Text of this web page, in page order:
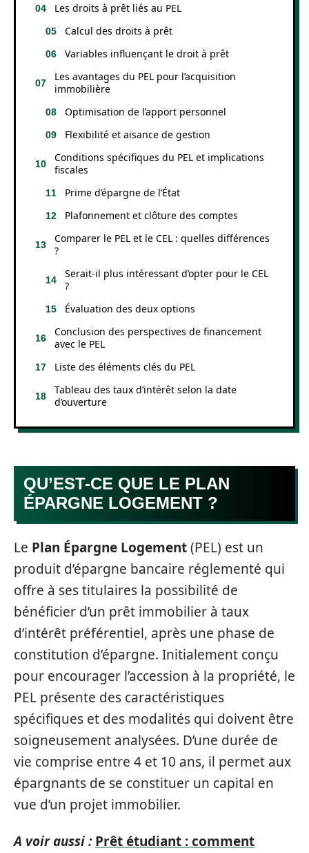
Les droits à prêt liés au PEL
Calcul des droits à prêt
Variables influençant le droit à prêt
Les avantages du PEL pour l’acquisition
immobilière
Optimisation de l’apport personnel
Flexibilité et aisance de gestion
Conditions spécifiques du PEL et implications
fiscales
Prime d’épargne de l’État
Plafonnement et clôture des comptes
Comparer le PEL et le CEL : quelles différences
?
Serait-il plus intéressant d’opter pour le CEL
?
Évaluation des deux options
Conclusion des perspectives de financement
avec le PEL
Liste des éléments clés du PEL
Tableau des taux d’intérêt selon la date
d’ouverture
QU’EST-CE QUE LE PLAN
ÉPARGNE LOGEMENT ?
Le Plan Épargne Logement(PEL) est un
produit d’épargne bancaire réglementé qui
offre à ses titulaires la possibilité de
bénéficier d’un prêt immobilier à taux
d’intérêt préférentiel, après une phase de
constitution d’épargne. Initialement conçu
pour encourager l’accession à la propriété, le
PEL présente des caractéristiques
spécifiques et des modalités qui doivent être
soigneusement analysées. D’une durée de
vie comprise entre 4 et 10 ans, il permet aux
épargnants de se constituer un capital en
vue d’un projet immobilier.
A voir aussi : Prêt étudiant : comment